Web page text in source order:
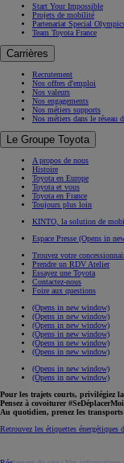
Start Your Impossible
Projets de mobilité
Partenariat Special
Team Toyota France
Carrières
Recrutement
Nos offres d'emploi
Nos valeurs
Nos engagements
Nos métiers supports
Nos métiers dans le réseau
Le Groupe Toyota
A propos de nous
Histoire
Toyota en Europe
Toyota et vous
Toyota en France
Toujours plus loin
KINTO, la solution de
Espace Presse (Opens in
Trouvez votre
Prendre un RDV Atelier
Essayez une Toyota
Contactez-nous
Foire aux questions
(Opens in new window)
(Opens in new window)
(Opens in new window)
(Opens in new window)
(Opens in new window)
(Opens in new window)
(Opens in new window)
(Opens in new window)
Pour les trajets courts, privilégiez
Pensez à covoiturer
Au quotidien, prenez les
Retrouvez les étiquettes énergétiques